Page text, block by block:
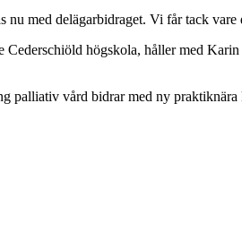
nu med delägarbidraget. Vi får tack
högskola, håller med
palliativ vård bidrar med ny